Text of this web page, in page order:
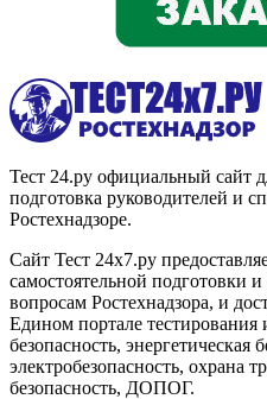
Тест 24.ру официальный сайт
подготовка руководителей и
Ростехнадзоре.
Сайт Тест 24х7.ру
самостоятельной подготовки
вопросам Ростехнадзора, и
Едином портале
безопасность, энергетическая
электробезопасность, охрана
безопасность, ДОПОГ.